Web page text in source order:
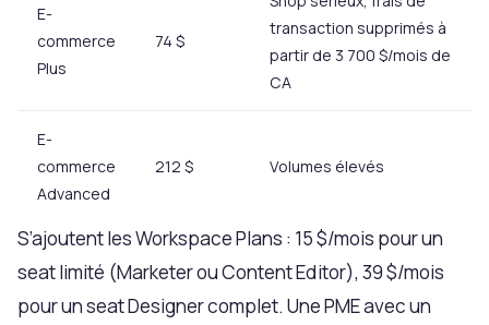
E-
commerce
Plus
74 $
transaction supprimés à
partir de 3 700 $/mois de
CA
E-
commerce
Advanced
212 $ Volumes élevés
S’ajoutent les Workspace Plans : 15 $/mois pour un
seat limité (Marketer ou Content Editor), 39 $/mois
pour un seat Designer complet. Une PME avec un